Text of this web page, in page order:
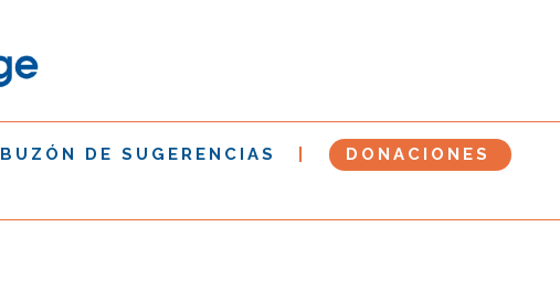
BUZÓN DE SUGERENCIAS
DONACIONES